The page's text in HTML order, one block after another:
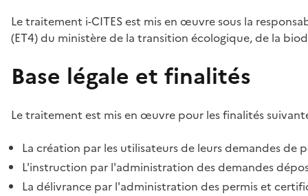
Le traitement i-CITES est mis en œuvre sous la
(ET4) du ministère de la transition écologique, de la
Base légale et finalités
Le traitement est mis en œuvre pour les finalités
La création par les utilisateurs de leurs demandes
L'instruction par l'administration des demandes
La délivrance par l'administration des permis et